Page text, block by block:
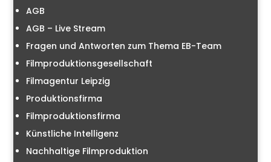
AGB
AGB – Live Stream
Fragen und Antworten zum Thema EB-Team
Filmproduktionsgesellschaft
Filmagentur Leipzig
Produktionsfirma
Filmproduktionsfirma
Künstliche Intelligenz
Nachhaltige Filmproduktion